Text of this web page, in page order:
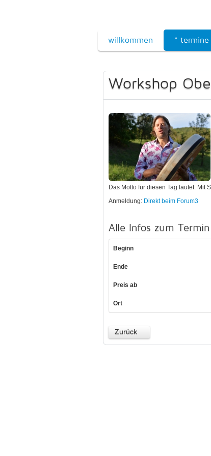
willkommen * termine
Workshop
Das Motto für diesen Tag lautet: Mit
Anmeldung: Direkt beim Forum3
Alle Infos zum Termin
Beginn
Ende
Preis ab
Ort
Zurück